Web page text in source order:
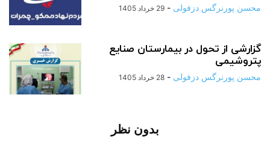
محسن پورنرگس دزفولی - 29 خرداد 1405
گزارشی از تحول در بیمارستان صنایع
پتروشیمی
محسن پورنرگس دزفولی - 28 خرداد 1405
بدون نظر